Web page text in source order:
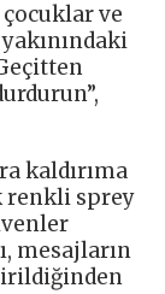
ve
kaldırıma
renkli sprey
mesajların